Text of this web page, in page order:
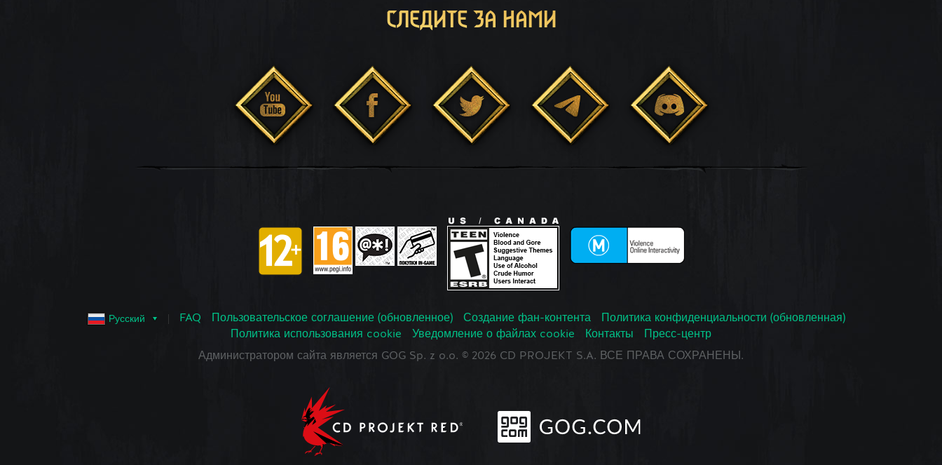
СЛЕДИТЕ ЗА НАМИ
Русский FAQ Пользовательское соглашение (обновленное) Создание фан-контента
Политика конфиденциальности (обновленная)
Политика использования cookie
Уведомление о файлах cookie Контакты
Пресс-центр
Администратором сайта является GOG Sp. z o.o. © 2026 CD PROJEKT S.A. ВСЕ ПРАВА СОХРАНЕНЫ.